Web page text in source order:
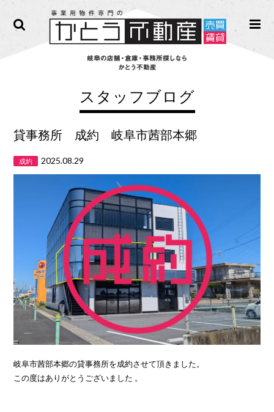
スタッフブログ
貸事務所 成約 岐阜市茜部本郷
成約 2025.08.29
岐阜市茜部本郷の貸事務所を成約させて頂きました。
この度はありがとうございました 。